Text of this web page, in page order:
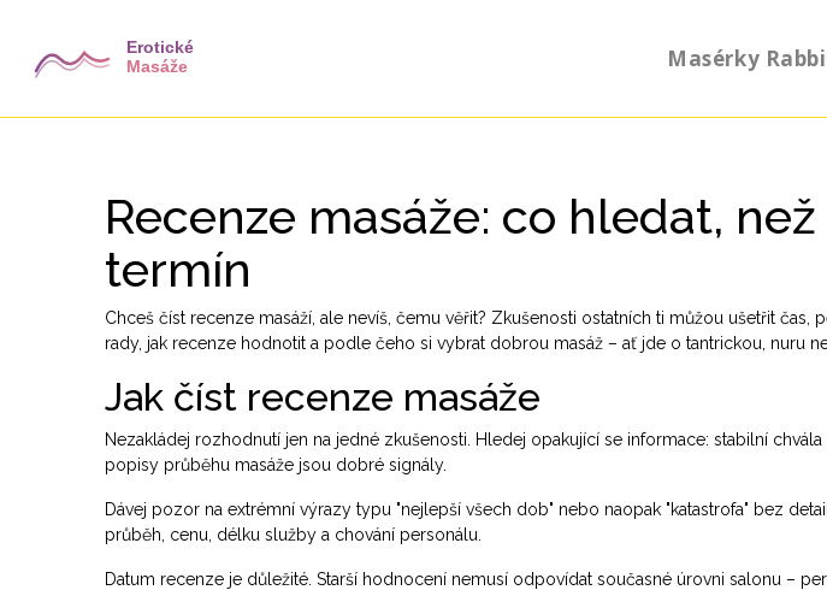
Masérky
Recenze masáže: co hledat,
termín
Chceš číst recenze masáží, ale nevíš, čemu věřit? Zkušenosti ostatních ti můžou ušetřit čas,
rady, jak recenze hodnotit a podle čeho si vybrat dobrou masáž – ať jde o tantrickou, nuru
Jak číst recenze masáže
Nezakládej rozhodnutí jen na jedné zkušenosti. Hledej opakující se informace: stabilní
popisy průběhu masáže jsou dobré signály.
Dávej pozor na extrémní výrazy typu "nejlepší všech dob" nebo naopak "katastrofa" bez
průběh, cenu, délku služby a chování personálu.
Datum recenze je důležité. Starší hodnocení nemusí odpovídat současné úrovni salonu –